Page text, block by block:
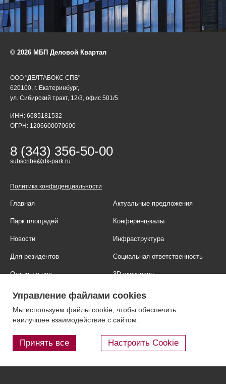
© 2026 МБП Деловой Квартал
ООО "ДЕЛТАБОКС СПБ"
620100, г. Екатеринбург,
ул. Сибирский тракт, 12/3, офис 501/5
ИНН: 6685181532
ОГРН: 1206600070600
8 (343) 356-50-00
subscribe@dk-park.ru
Политика конфиденциальности
Главная Актуальные предложения
Парк площадей Конференц-залы
Новости Инфраструктура
Для резидентов Социальная ответственность
Отзывы о нас 3D-экскурсия
Фотогалерея Правовая информация
Контакты Блог
Управление файлами cookies
Мы используем файлы cookie, чтобы обеспечить
наилучшее взаимодействие с сайтом.
Принять все Настроить Cookie